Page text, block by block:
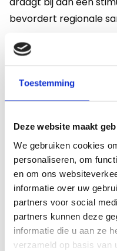
Toestemming
Deze website maakt
We gebruiken cookies
personaliseren, om
en om ons
informatie over uw
partners voor social
partners kunnen deze
informatie die u aan ze
verzameld op basis van
bevordert regionale
integratie van high-
ernaar studenten te
projecten door middel
samenwerkingen met
bevordert niet alleen
van studenten, maar
naadloze overgang